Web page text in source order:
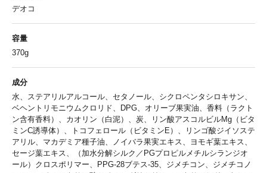
デオコ
容量
370g
成分
水、ステアリルアルコール、セタノール、シクロペンタシロキサン、
ベヘントリモニウムクロリド、DPG、オリーブ果実油、香料（ラクト
ン含有香料）、カオリン（白泥）、炭、リン酸アスコルビルMg（ビタ
ミンC誘導体）、トコフェロール（ビタミンE）、リンゴ酸ジイソステ
アリル、マカデミア種子油、ノイバラ果実エキス、ヨモギ葉エキス、
セージ葉エキス、（加水分解シルク／PGプロピルメチルシランジオ
ール）クロスポリマー、PPG-28ブテス-35、ジメチコン、ジメチコノ